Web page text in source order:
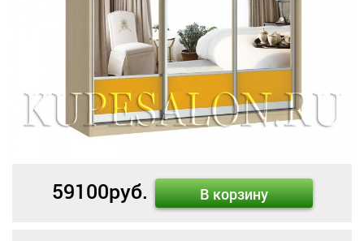
59100руб. В корзину